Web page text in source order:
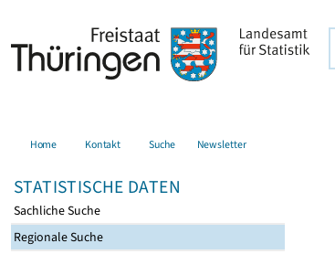
Home Kontakt Suche Newsletter
STATISTISCHE DATEN
Sachliche Suche
Regionale Suche